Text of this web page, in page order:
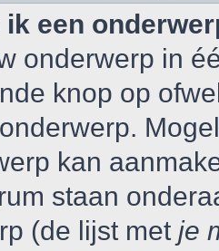
ik een
onderwerp in
knop op
kan
staan
(de lijst met je